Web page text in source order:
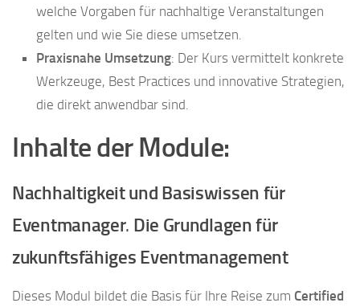
welche Vorgaben für nachhaltige Veranstaltungen
gelten und wie Sie diese umsetzen.
Praxisnahe Umsetzung: Der Kurs vermittelt konkrete
Werkzeuge, Best Practices und innovative Strategien,
die direkt anwendbar sind.
Inhalte der Module:
Nachhaltigkeit und Basiswissen für
Eventmanager. Die Grundlagen für
zukunftsfähiges Eventmanagement
Dieses Modul bildet die Basis für Ihre Reise zum Certified